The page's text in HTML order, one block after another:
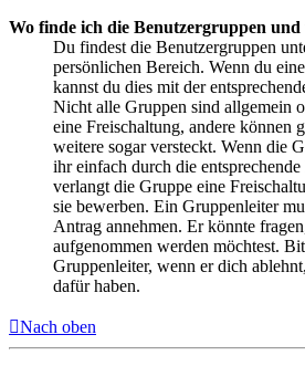
Wo finde ich die Benutzergruppen und
Du findest die Benutzergruppen
persönlichen Bereich. Wenn du
kannst du dies mit der
Nicht alle Gruppen sind allgemein
eine Freischaltung, andere können
weitere sogar versteckt. Wenn die
ihr einfach durch die
verlangt die Gruppe eine
sie bewerben. Ein Gruppenleiter
Antrag annehmen. Er könnte
aufgenommen werden möchtest.
Gruppenleiter, wenn er dich
dafür haben.
Nach oben